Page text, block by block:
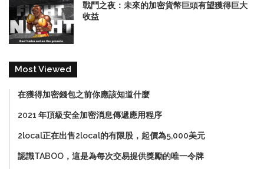
戰鬥之夜：未來的加密貨幣巨頭有望獲得巨大
收益
Most Viewed
在獲得加密錢包之前你應該知道什麼
2021 年頂級安全加密消息傳遞應用程序
2local正在出售2local的有限股，起價為5,000美元
認識TABOO，這是為每次交易提供獎勵的唯一令牌